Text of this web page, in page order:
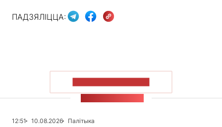
ПАДЗЯЛІЦЦА:
12:51 10.08.2026
Палітыка